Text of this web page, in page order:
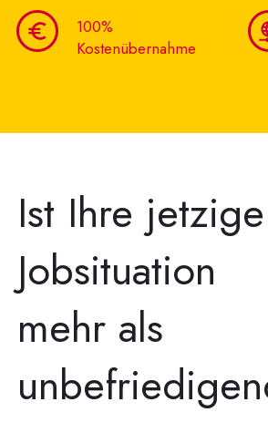
100%
Kostenübernahme
Ist Ihre jetzige
Jobsituation
mehr als